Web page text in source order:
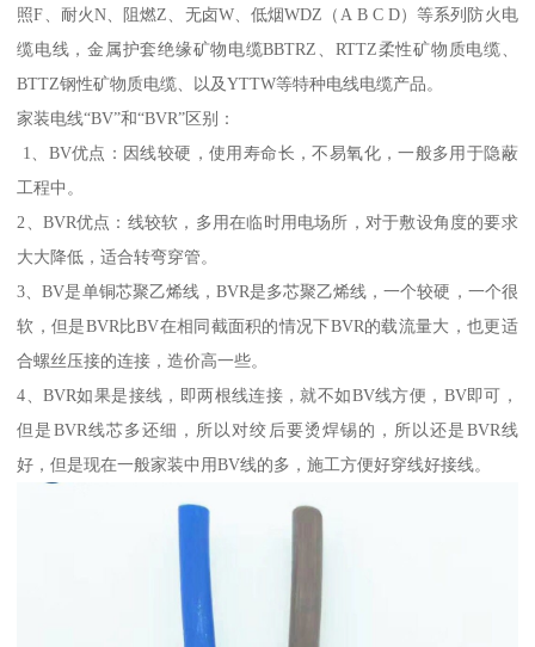
照F、耐火N、阻燃Z、无卤W、低烟WDZ（A B C D）等系列防火电
缆电线，金属护套绝缘矿物电缆BBTRZ、RTTZ柔性矿物质电缆、
BTTZ钢性矿物质电缆、以及YTTW等特种电线电缆产品。
家装电线“BV”和“BVR”区别：
1、BV优点：因线较硬，使用寿命长，不易氧化，一般多用于隐蔽
工程中。
2、BVR优点：线较软，多用在临时用电场所，对于敷设角度的要求
大大降低，适合转弯穿管。
3、BV是单铜芯聚乙烯线，BVR是多芯聚乙烯线，一个较硬，一个很
软，但是BVR比BV在相同截面积的情况下BVR的载流量大，也更适
合螺丝压接的连接，造价高一些。
4、BVR如果是接线，即两根线连接，就不如BV线方便，BV即可，
但是BVR线芯多还细，所以对绞后要烫焊锡的，所以还是BVR线
好，但是现在一般家装中用BV线的多，施工方便好穿线好接线。